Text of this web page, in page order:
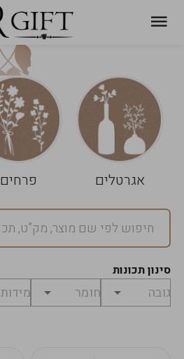
אגרטלים פרחים
סינון תכונות
עגלת
שלך
ניקוי
הסל
במארז
מחיר
לפני
₪0